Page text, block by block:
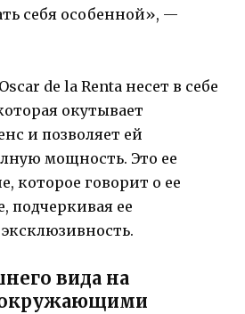
себя особенной», —
de la Renta несет в себе
окутывает
и позволяет ей
мощность. Это ее
которое говорит о ее
подчеркивая ее
вида на